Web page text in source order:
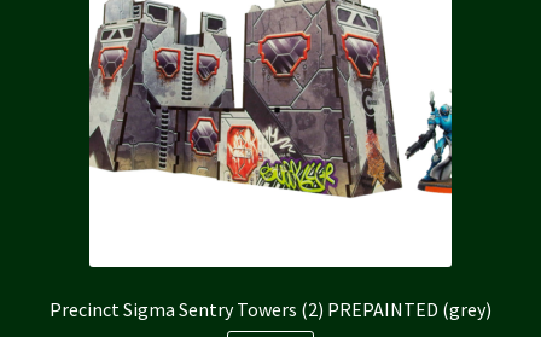
Precinct Sigma Sentry Towers (2) PREPAINTED (grey)